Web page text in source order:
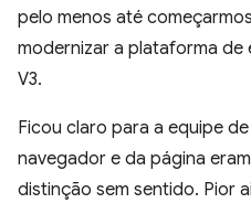
pelo menos até
modernizar a plataforma
V3.
Ficou claro para a equipe
navegador e da página
distinção sem sentido. Pior